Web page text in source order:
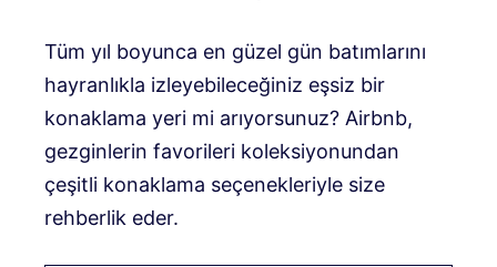
Tüm yıl boyunca en güzel gün batımlarını
hayranlıkla izleyebileceğiniz eşsiz bir
konaklama yeri mi arıyorsunuz? Airbnb,
gezginlerin favorileri koleksiyonundan
çeşitli konaklama seçenekleriyle size
rehberlik eder.